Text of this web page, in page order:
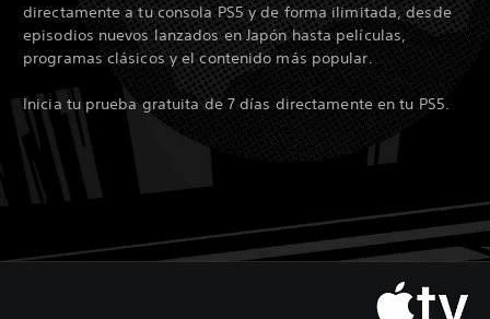
directamente a tu consola PS5 y de forma ilimitada, desde
episodios nuevos lanzados en Japón hasta películas,
programas clásicos y el contenido más popular.
Inicia tu prueba gratuita de 7 días directamente en tu PS5.